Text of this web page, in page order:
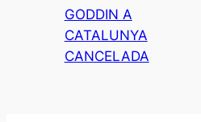
GODDIN A
CATALUNYA
CANCELADA